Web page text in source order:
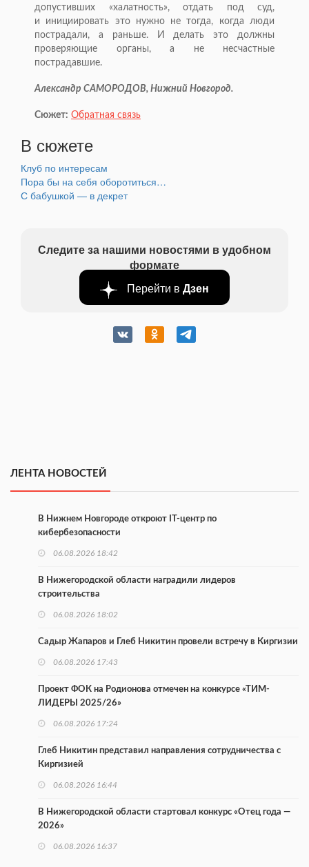
допустивших «халатность», отдать под суд,
и инициировать это нужно не тогда, когда люди
пострадали, а раньше. И делать это должны
проверяющие органы, а не несчастные
пострадавшие.
Александр САМОРОДОВ, Нижний Новгород.
Сюжет: Обратная связь
В сюжете
Клуб по интересам
Пора бы на себя оборотиться…
С бабушкой — в декрет
Следите за нашими новостями в удобном
формате
Перейти в Дзен
ЛЕНТА НОВОСТЕЙ
В Нижнем Новгороде откроют IT-центр по
кибербезопасности
06.08.2026 18:42
В Нижегородской области наградили лидеров
строительства
06.08.2026 18:02
Садыр Жапаров и Глеб Никитин провели встречу в Киргизии
06.08.2026 17:43
Проект ФОК на Родионова отмечен на конкурсе «ТИМ-
ЛИДЕРЫ 2025/26»
06.08.2026 17:24
Глеб Никитин представил направления сотрудничества с
Киргизией
06.08.2026 16:44
В Нижегородской области стартовал конкурс «Отец года —
2026»
06.08.2026 16:37